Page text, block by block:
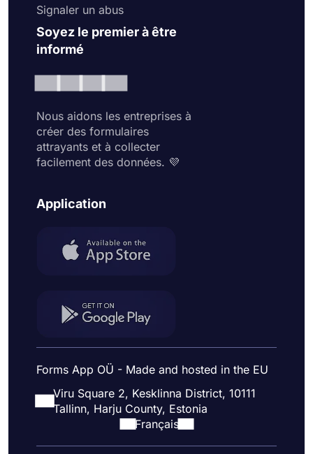
Signaler un abus
Soyez le premier à être
informé
Nous aidons les entreprises à
créer des formulaires
attrayants et à collecter
facilement des données. 💜
Application
Forms App OÜ - Made and hosted in the EU
Viru Square 2, Kesklinna District, 10111
Tallinn, Harju County, Estonia
Français